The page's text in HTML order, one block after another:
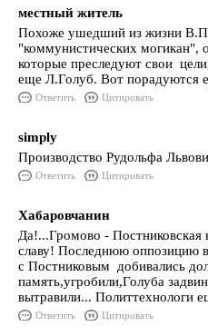
местный житель
Похоже ушедший из жизни
"коммунистических могикан",
которые преследуют свои
еще Л.Голуб. Вот порадуются
Ответить Цитировать
simply
Производство Рудольфа
Ответить Цитировать
Хабаровчанин
Да!...Громово - Постниковская
славу! Последнюю оппозицию
с Постниковым добивались
память,угробили,Голуба
вытравили... Политтехнологи
Ответить Цитировать